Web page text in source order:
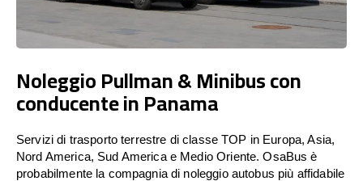
Noleggio Pullman & Minibus con
conducente in Panama
Servizi di trasporto terrestre di classe TOP in Europa, Asia,
Nord America, Sud America e Medio Oriente. OsaBus è
probabilmente la compagnia di noleggio autobus più affidabile